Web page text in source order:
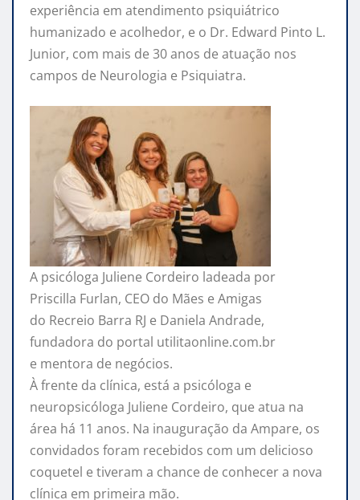
experiência em atendimento psiquiátrico
humanizado e acolhedor, e o Dr. Edward Pinto L.
Junior, com mais de 30 anos de atuação nos
campos de Neurologia e Psiquiatra.
A psicóloga Juliene Cordeiro ladeada por
Priscilla Furlan, CEO do Mães e Amigas
do Recreio Barra RJ e Daniela Andrade,
fundadora do portal utilitaonline.com.br
e mentora de negócios.
À frente da clínica, está a psicóloga e
neuropsicóloga Juliene Cordeiro, que atua na
área há 11 anos. Na inauguração da Ampare, os
convidados foram recebidos com um delicioso
coquetel e tiveram a chance de conhecer a nova
clínica em primeira mão.